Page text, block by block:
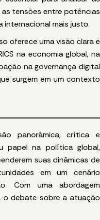
tensões entre potências
internacional mais justo.
oferece uma visão clara e
na economia global, na
na governança digital
surgem em um contexto
panorâmica, crítica e
papel na política global,
suas dinâmicas de
em um cenário
Com uma abordagem
o debate sobre a atuação